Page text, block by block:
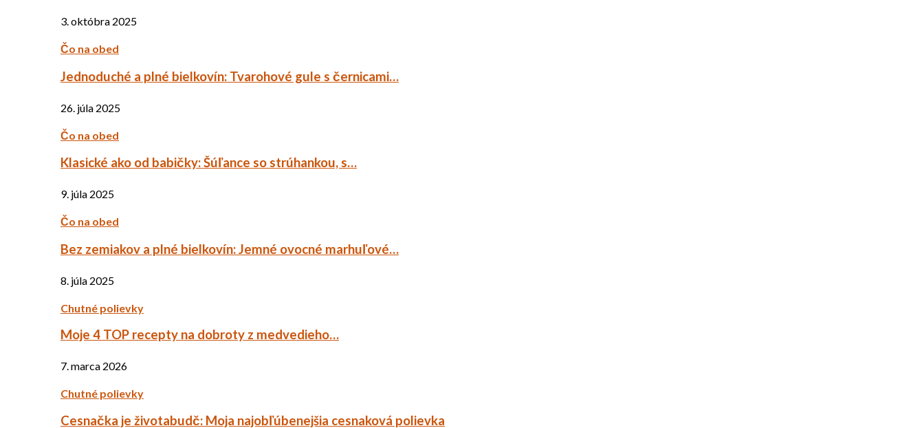
3. októbra 2025
Čo na obed
Jednoduché a plné bielkovín: Tvarohové gule s černicami…
26. júla 2025
Čo na obed
Klasické ako od babičky: Šúľance so strúhankou, s…
9. júla 2025
Čo na obed
Bez zemiakov a plné bielkovín: Jemné ovocné marhuľové…
8. júla 2025
Chutné polievky
Moje 4 TOP recepty na dobroty z medvedieho…
7. marca 2026
Chutné polievky
Cesnačka je životabudč: Moja najobľúbenejšia cesnaková polievka